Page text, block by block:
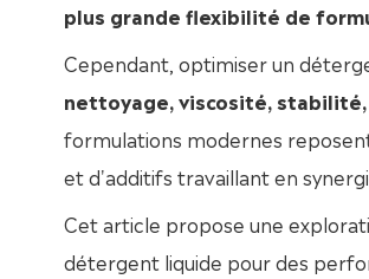
plus grande flexibilité de
Cependant, optimiser un
nettoyage, viscosité,
formulations modernes
et d'additifs travaillant en
Cet article propose une
détergent liquide pour des